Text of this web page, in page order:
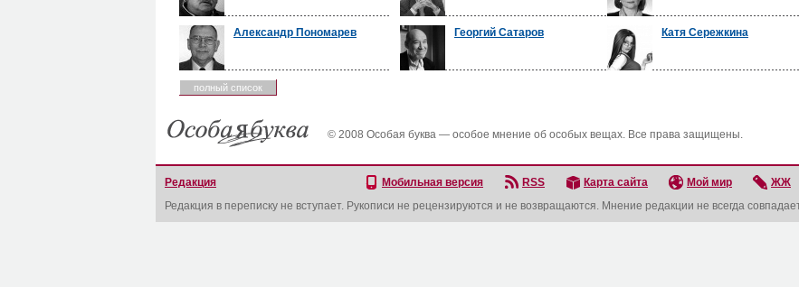
Александр Пономарев Георгий Сатаров Катя Сережкина
полный список
© 2008 Особая буква — особое мнение об особых вещах. Все права защищены.
Редакция Мобильная версия RSS Карта сайта Мой мир ЖЖ
Редакция в переписку не вступает. Рукописи не рецензируются и не возвращаются. Мнение редакции не всегда